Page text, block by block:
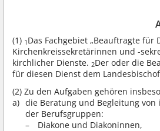
(1) 1 Das Fachgebiet „Beauftragte
Kirchenkreissekretärinnen und -
kirchlicher Dienste. 2Der oder die
für diesen Dienst dem
(2) Zu den Aufgaben gehören
die Beratung und Begleitung
der Berufsgruppen:
Diakone und Diakoninnen,